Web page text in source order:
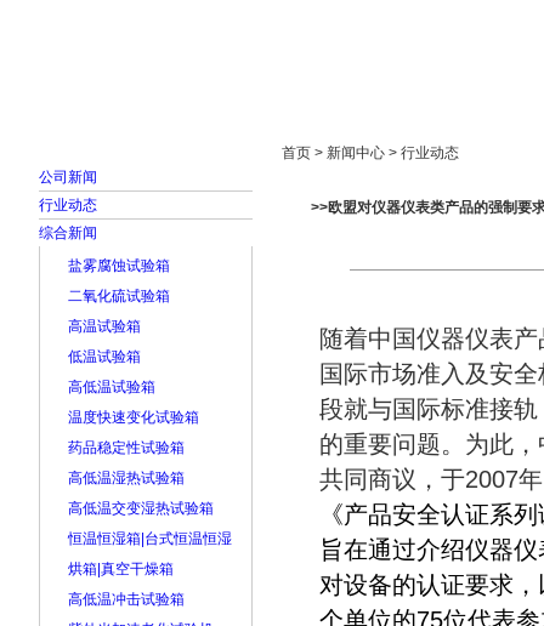
公司新闻
行业动态
综合新闻
盐雾腐蚀试验箱
二氧化硫试验箱
高温试验箱
低温试验箱
高低温试验箱
温度快速变化试验箱
药品稳定性试验箱
高低温湿热试验箱
高低温交变湿热试验箱
恒温恒湿箱|台式恒温恒湿
烘箱|真空干燥箱
高低温冲击试验箱
首页 > 新闻中心 > 行业动态
>>欧盟对仪器仪表类产品的强制要
随着中国仪器仪表
国际市场准入及安
段就与国际标准接
的重要问题。为此
共同商议，于2007
《产品安全认证系
旨在通过介绍仪器
对设备的认证要求
个单位的75位代表